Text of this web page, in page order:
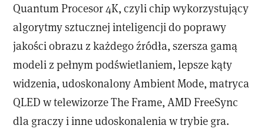
Quantum Procesor 4K, czyli chip wykorzystujący
algorytmy sztucznej inteligencji do poprawy
jakości obrazu z każdego źródła, szersza gamą
modeli z pełnym podświetlaniem, lepsze kąty
widzenia, udoskonalony Ambient Mode, matryca
QLED w telewizorze The Frame, AMD FreeSync
dla graczy i inne udoskonalenia w trybie gra.